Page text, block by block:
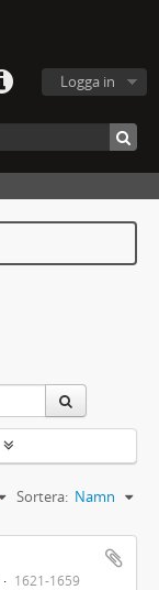
Logga in
Sortera: Namn
1621-1659